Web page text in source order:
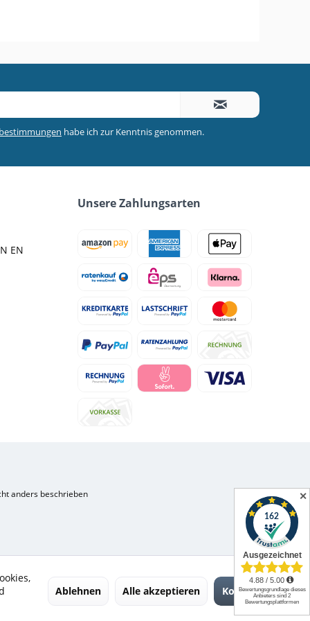
habe ich zur Kenntnis genommen.
EN
Unsere Zahlungsarten
anders beschrieben
Ablehnen Alle akzeptieren Konfigurieren
✕